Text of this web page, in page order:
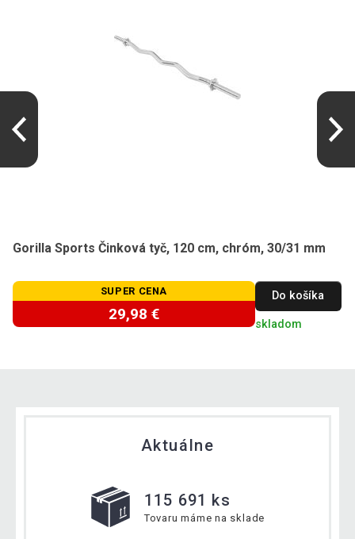
Gorilla Sports Činková tyč, 120 cm, chróm, 30/31 mm
SUPER CENA
29,98 €
Do košíka
skladom
Aktuálne
115 691 ks
Tovaru máme na sklade